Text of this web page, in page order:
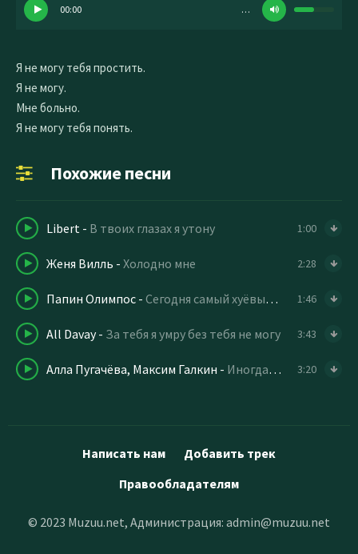
00:00 …
Я не могу тебя простить.
Я не могу.
Мне больно.
Я не могу тебя понять.
Похожие песни
Libert - В твоих глазах я утону 1:00
Женя Вилль - Холодно мне 2:28
Папин Олимпос - Сегодня самый хуёвый день 1:46
All Davay- За тебя я умру без тебя не могу 3:43
Алла Пугачёва, Максим Галкин - Иногда не могу я понять уж тебе ли не знать 3:20
Написать нам
Добавить трек
Правообладателям
© 2023 Muzuu.net, Администрация: admin@muzuu.net